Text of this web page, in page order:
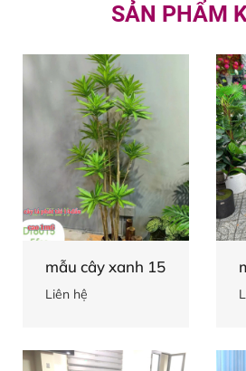
SẢN PHẨM
mẫu cây xanh 15
Liên hệ